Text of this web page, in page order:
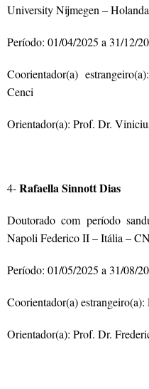
University Nijmegen –
Período: 01/04/2025 a 31/12/
Coorientador(a)
Cenci
Orientador(a): Prof. Dr.
4-Rafaella Sinnott Dias
Doutorado com período
Napoli Federico II – Itália –
Período: 01/05/2025 a 31/08/
Coorientador(a)
Orientador(a): Prof. Dr.